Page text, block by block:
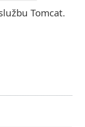
Tomcat.